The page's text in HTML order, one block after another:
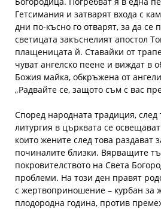
Гетсимания и затварят входа с
дни по-късно го отварят, за да се
светицата закъснелият апостол
плащеницата й. Ставайки от
чуват ангелско пеене и виждат в
Божия майка, обкръжена от
„Радвайте се, защото съм с вас
Според народната традиция, след
литургия в църквата се
които жените след това раздават
починалите близки. Вярващите
покровителството на Света
проблеми. На този ден правят
с жертвоприношение – курбан за
плодородна година, против